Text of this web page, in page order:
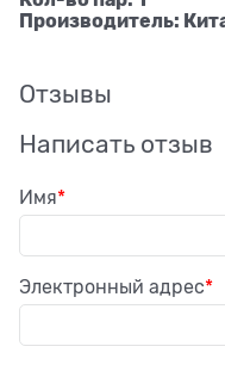
Производитель:
Отзывы
Написать отзыв
Имя
Электронный адрес